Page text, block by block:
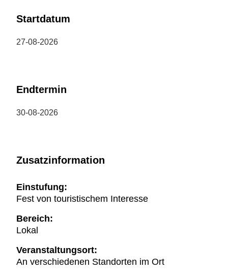
Startdatum
27-08-2026
Endtermin
30-08-2026
Zusatzinformation
Einstufung:
Fest von touristischem Interesse
Bereich:
Lokal
Veranstaltungsort:
An verschiedenen Standorten im Ort